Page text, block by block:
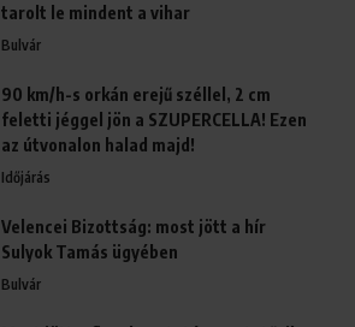
tarolt le mindent a vihar
Bulvár
90 km/h-s orkán erejű széllel, 2 cm
feletti jéggel jön a SZUPERCELLA! Ezen
az útvonalon halad majd!
Időjárás
Velencei Bizottság: most jött a hír
Sulyok Tamás ügyében
Bulvár